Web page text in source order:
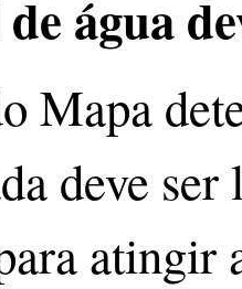
água
Mapa
deve